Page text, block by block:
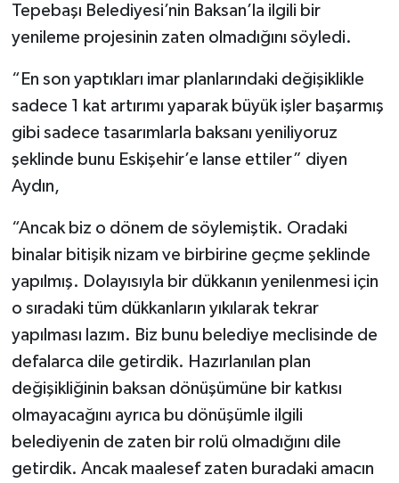
Tepebaşı Belediyesi’nin Baksan’la ilgili bir
yenileme projesinin zaten olmadığını söyledi.
“En son yaptıkları imar planlarındaki değişiklikle
sadece 1 kat artırımı yaparak büyük işler başarmış
gibi sadece tasarımlarla baksanı yeniliyoruz
şeklinde bunu Eskişehir’e lanse ettiler” diyen
Aydın,
“Ancak biz o dönem de söylemiştik. Oradaki
binalar bitişik nizam ve birbirine geçme şeklinde
yapılmış. Dolayısıyla bir dükkanın yenilenmesi için
o sıradaki tüm dükkanların yıkılarak tekrar
yapılması lazım. Biz bunu belediye meclisinde de
defalarca dile getirdik. Hazırlanılan plan
değişikliğinin baksan dönüşümüne bir katkısı
olmayacağını ayrıca bu dönüşümle ilgili
belediyenin de zaten bir rolü olmadığını dile
getirdik. Ancak maalesef zaten buradaki amacın